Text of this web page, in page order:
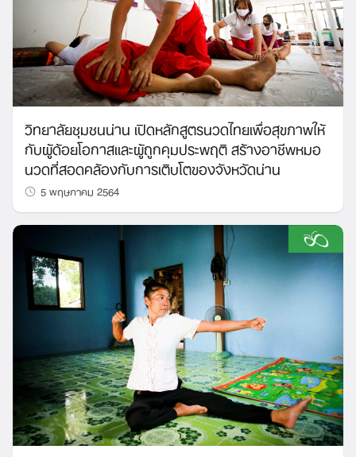
Search
for:
วิทยาลัยชุมชนน่าน เปิดหลักสูตรนวดไทยเพื่อสุขภาพให้
กับผู้ด้อยโอกาสและผู้ถูกคุมประพฤติ สร้างอาชีพหมอ
นวดที่สอดคล้องกับการเติบโตของจังหวัดน่าน
5 พฤษภาคม 2564